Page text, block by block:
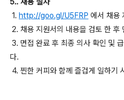
1. http://goo.gl/U5FRP 에서 채용
2. 채용 지원서의 내용을 검토 한 후
3. 면접 완료 후 최종 의사 확인 및
다.
4. 찐한 커피와 함께 즐겁게 일하기